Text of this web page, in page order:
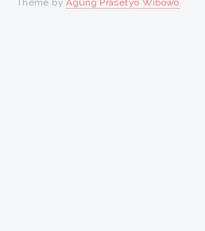
Theme byAgung Prasetyo Wibowo.